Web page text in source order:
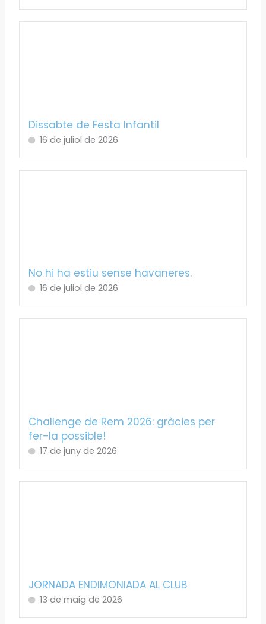
Dissabte de Festa Infantil
16 de juliol de 2026
No hi ha estiu sense havaneres.
16 de juliol de 2026
Challenge de Rem 2026: gràcies per
fer-la possible!
17 de juny de 2026
JORNADA ENDIMONIADA AL CLUB
13 de maig de 2026